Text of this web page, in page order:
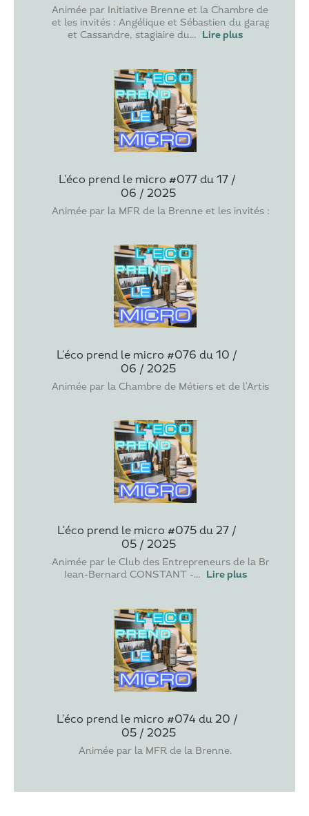
Animée par Initiative Brenne et la Chambre de
et les invités : Angélique et Sébastien du garage
et Cassandre, stagiaire du... Lire plus
L'éco prend le micro #077 du 17 /
06 / 2025
Animée par la MFR de la Brenne et les invités : le
L'éco prend le micro #076 du 10 /
06 / 2025
Animée par la Chambre de Métiers et de l'Artisanat
L'éco prend le micro #075 du 27 /
05 / 2025
Animée par le Club des Entrepreneurs de la Brenne
Jean-Bernard CONSTANT -... Lire plus
L'éco prend le micro #074 du 20 /
05 / 2025
Animée par la MFR de la Brenne.